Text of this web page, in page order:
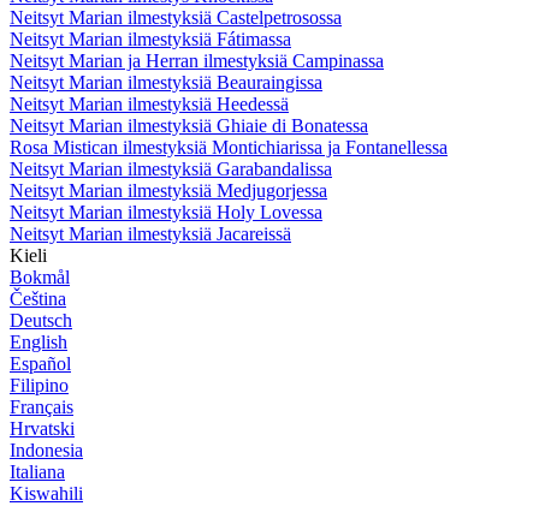
Neitsyt Marian ilmestyksiä Castelpetrosossa
Neitsyt Marian ilmestyksiä Fátimassa
Neitsyt Marian ja Herran ilmestyksiä Campinassa
Neitsyt Marian ilmestyksiä Beauraingissa
Neitsyt Marian ilmestyksiä Heedessä
Neitsyt Marian ilmestyksiä Ghiaie di Bonatessa
Rosa Mistican ilmestyksiä Montichiarissa ja Fontanellessa
Neitsyt Marian ilmestyksiä Garabandalissa
Neitsyt Marian ilmestyksiä Medjugorjessa
Neitsyt Marian ilmestyksiä Holy Lovessa
Neitsyt Marian ilmestyksiä Jacareissä
Kieli
Bokmål
Čeština
Deutsch
English
Español
Filipino
Français
Hrvatski
Indonesia
Italiana
Kiswahili